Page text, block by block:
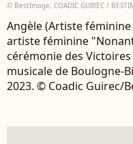
© BestImage, COADIC GUIREC /
Angèle (Artiste
artiste féminine
cérémonie des
musicale de Boulogne-
2023. © Coadic Guirec/